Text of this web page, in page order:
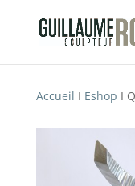
Accueil I Eshop I